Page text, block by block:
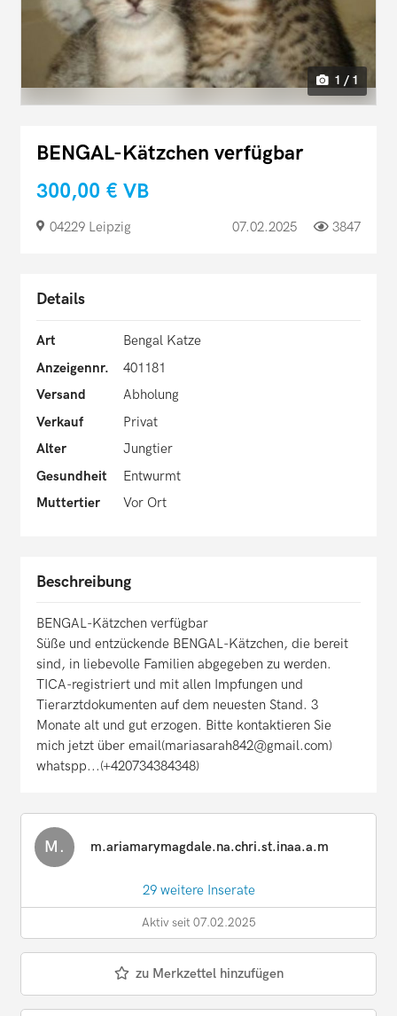
1 / 1
BENGAL-Kätzchen verfügbar
300,00 € VB
04229 Leipzig 07.02.2025 3847
Details
Art
Bengal Katze
Anzeigennr.
401181
Versand
Abholung
Verkauf
Privat
Alter
Jungtier
Gesundheit
Entwurmt
Muttertier
Vor Ort
Beschreibung
BENGAL-Kätzchen verfügbar
Süße und entzückende BENGAL-Kätzchen, die bereit
sind, in liebevolle Familien abgegeben zu werden.
TICA-registriert und mit allen Impfungen und
Tierarztdokumenten auf dem neuesten Stand. 3
Monate alt und gut erzogen. Bitte kontaktieren Sie
mich jetzt über email(mariasarah842@gmail.com)
whatspp...(+420734384348)
M. m.ariamarymagdale.na.chri.st.inaa.a.m
29 weitere Inserate
Aktiv seit 07.02.2025
zu Merkzettel hinzufügen